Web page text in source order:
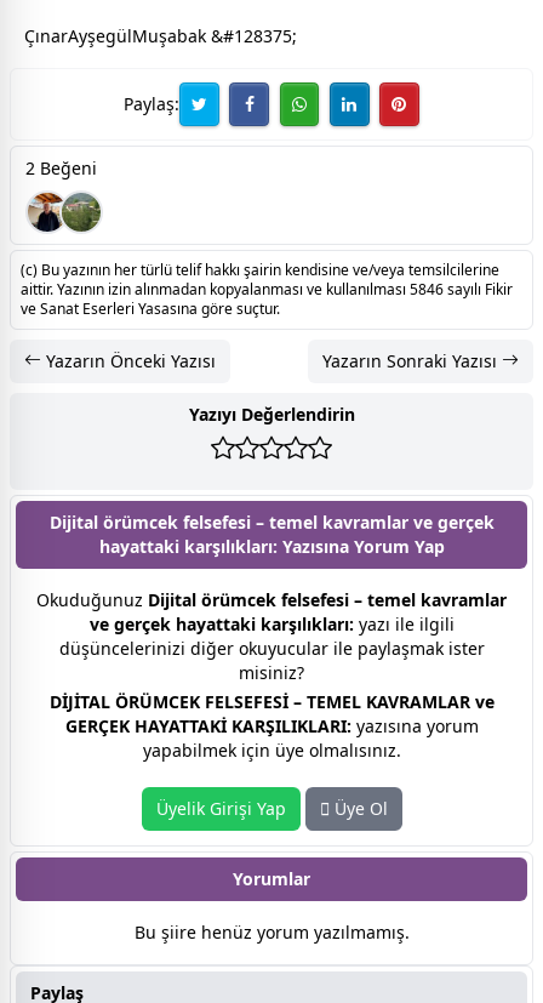
ÇınarAyşegülMuşabak &#128375;
Paylaş:
2 Beğeni
(c) Bu yazının her türlü telif hakkı şairin kendisine ve/veya temsilcilerine
aittir. Yazının izin alınmadan kopyalanması ve kullanılması 5846 sayılı Fikir
ve Sanat Eserleri Yasasına göre suçtur.
Yazarın Önceki Yazısı Yazarın Sonraki Yazısı
Yazıyı Değerlendirin
Dijital örümcek felsefesi – temel kavramlar ve gerçek
hayattaki karşılıkları: Yazısına Yorum Yap
Okuduğunuz Dijital örümcek felsefesi – temel kavramlar
ve gerçek hayattaki karşılıkları: yazı ile ilgili
düşüncelerinizi diğer okuyucular ile paylaşmak ister
misiniz?
DİJİTAL ÖRÜMCEK FELSEFESİ – TEMEL KAVRAMLAR ve
GERÇEK HAYATTAKİ KARŞILIKLARI: yazısına yorum
yapabilmek için üye olmalısınız.
Üyelik Girişi Yap Üye Ol
Yorumlar
Bu şiire henüz yorum yazılmamış.
Paylaş